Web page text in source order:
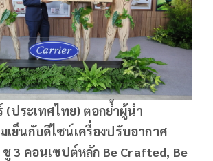
(ประเทศไทย) ตอกย้ำผู้นำ
เย็นกับดีไซน์เครื่องปรับอากาศ
ชู3 คอนเซปต์หลัก Be Crafted, Be